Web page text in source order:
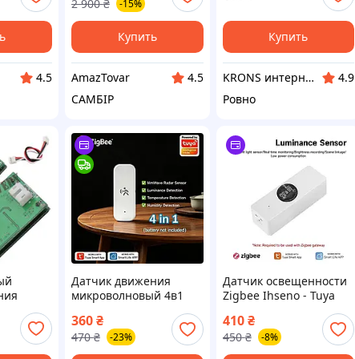
4.5
освещенности,
температуры и
влажности
2 900 ₴ -15%
Купить
AmazTovar
4.5
САМБІР
Купить
KRONS интернет- магазин
4.9
Ровно
Датчик движения
микроволновый 4в1
освещенность,
температура,
влажность) ZigBee -
360₴
470 ₴ -23%
Датчик освещенности
Zigbee Ihseno - Tuya
410 ₴
450 ₴ -8%